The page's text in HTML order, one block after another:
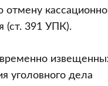
отмену
(ст. 391 УПК).
уголовного дела